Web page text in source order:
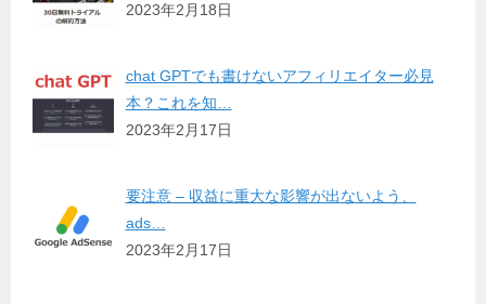
2023年2月18日
chat GPTでも書けないアフィリエイター必見
本？これを知…
2023年2月17日
要注意 – 収益に重大な影響が出ないよう、
ads…
2023年2月17日